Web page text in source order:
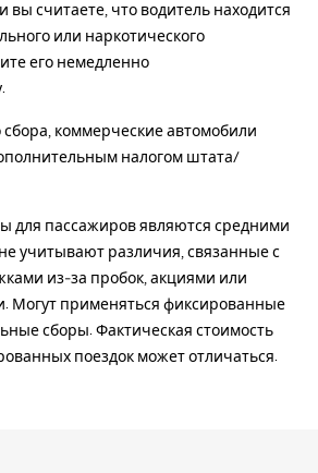
вы считаете, что водитель находится
или наркотического
его немедленно
коммерческие автомобили
налогом штата/
для пассажиров являются средними
учитывают различия, связанные с
из-за пробок, акциями или
Могут применяться фиксированные
сборы. Фактическая стоимость
поездок может отличаться.